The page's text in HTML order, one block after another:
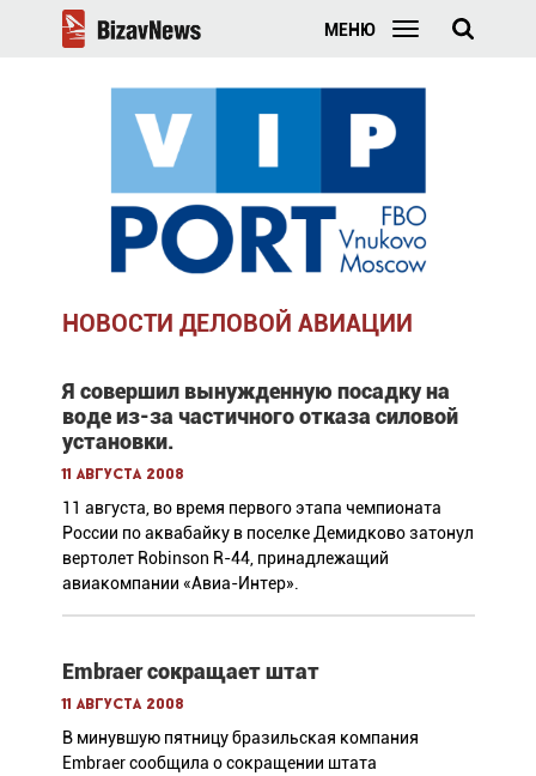
МЕНЮ
НОВОСТИ ДЕЛОВОЙ АВИАЦИИ
Я совершил вынужденную посадку на
воде из-за частичного отказа силовой
установки.
11 августа 2008
11 августа, во время первого этапа чемпионата
России по аквабайку в поселке Демидково затонул
вертолет Robinson R-44, принадлежащий
авиакомпании «Авиа-Интер».
Embraer сокращает штат
11 августа 2008
В минувшую пятницу бразильская компания
Embraer сообщила о сокращении штата